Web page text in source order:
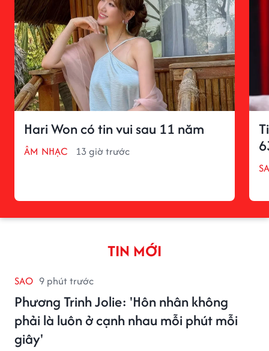
Hari Won có tin vui sau 11 năm
ÂM NHẠC 13 giờ trước
TIN MỚI
SAO 9 phút trước
Phương Trinh Jolie: 'Hôn nhân không
phải là luôn ở cạnh nhau mỗi phút mỗi
giây'